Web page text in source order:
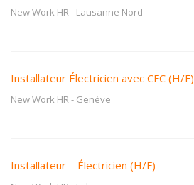
New Work HR- Lausanne Nord
Installateur Électricien avec CFC (H/F)
New Work HR- Genève
Installateur – Électricien (H/F)